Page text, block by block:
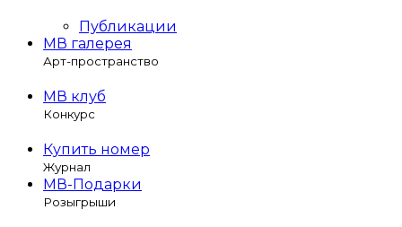
Публикации
МВ галерея
Арт-пространство
МВ клуб
Конкурс
Купить номер
Журнал
МВ-Подарки
Розыгрыши